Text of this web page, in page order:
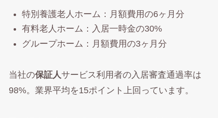
特別養護老人ホーム：月額費用の6ヶ月分
有料老人ホーム：入居一時金の30%
グループホーム：月額費用の3ヶ月分
当社の保証人サービス利用者の入居審査通過率は
98%。業界平均を15ポイント上回っています。